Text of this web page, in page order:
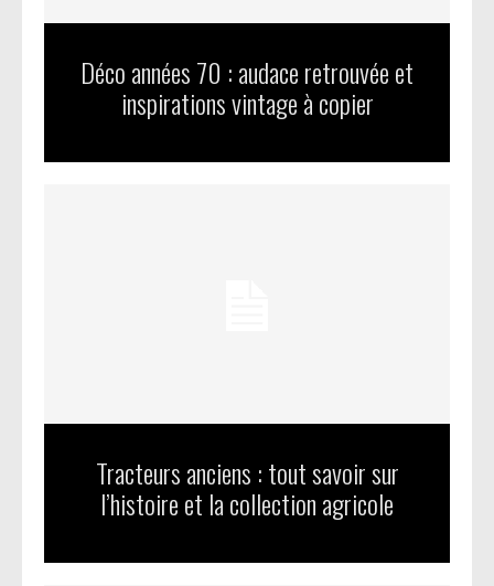
Déco années 70 : audace retrouvée et
inspirations vintage à copier
Tracteurs anciens : tout savoir sur
l’histoire et la collection agricole